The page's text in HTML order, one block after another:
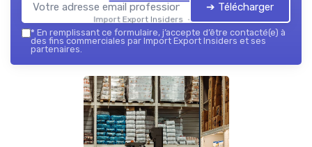
Import Export Insiders — 2026
➔ Télécharger
* En remplissant ce formulaire, j’accepte d’être contacté(e) à
des fins commerciales par Import Export Insiders et ses
partenaires.